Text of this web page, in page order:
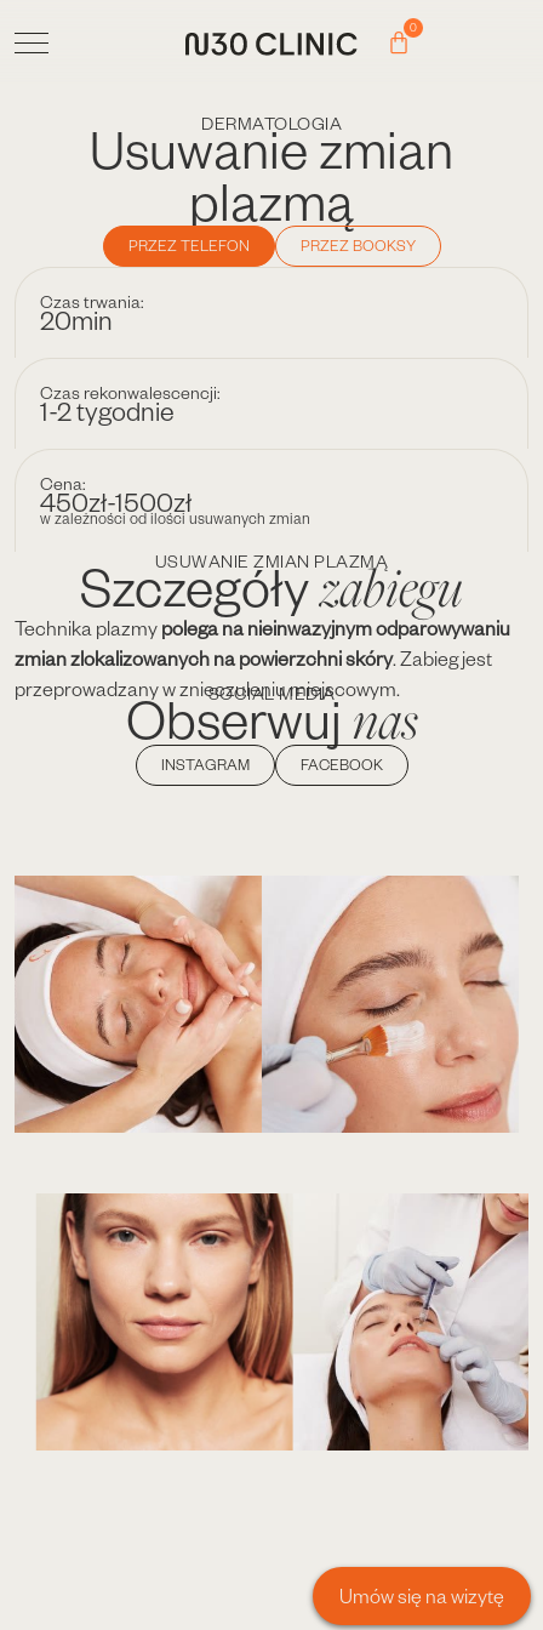
0
DERMATOLOGIA
Usuwanie zmian
plazmą
PRZEZ TELEFON PRZEZ BOOKSY
Czas trwania:
20min
Czas rekonwalescencji:
1-2 tygodnie
Cena:
450zł-1500zł
w zależności od ilości usuwanych zmian
USUWANIE ZMIAN PLAZMĄ
Szczegółyzabiegu
Technika plazmypolega na nieinwazyjnym odparowywaniu
zmian zlokalizowanych na powierzchni skóry. Zabieg jest
przeprowadzany w znieczuleniu miejscowym.
SOCIAL MEDIA
Obserwujnas
INSTAGRAM FACEBOOK
Umów się na wizytę